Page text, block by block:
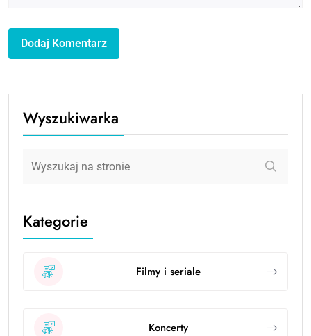
Wyszukiwarka
Kategorie
Filmy i seriale
Koncerty